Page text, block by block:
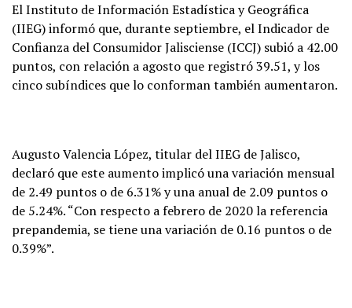
El Instituto de Información Estadística y Geográfica
(IIEG) informó que, durante septiembre, el Indicador de
Confianza del Consumidor Jalisciense (ICCJ) subió a 42.00
puntos, con relación a agosto que registró 39.51, y los
cinco subíndices que lo conforman también aumentaron.
Augusto Valencia López, titular del IIEG de Jalisco,
declaró que este aumento implicó una variación mensual
de 2.49 puntos o de 6.31% y una anual de 2.09 puntos o
de 5.24%. “Con respecto a febrero de 2020 la referencia
prepandemia, se tiene una variación de 0.16 puntos o de
0.39%”.